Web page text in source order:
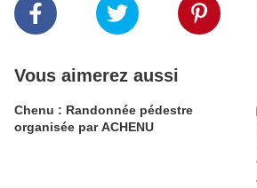
Vous aimerez aussi
Chenu : Randonnée pédestre
organisée par ACHENU